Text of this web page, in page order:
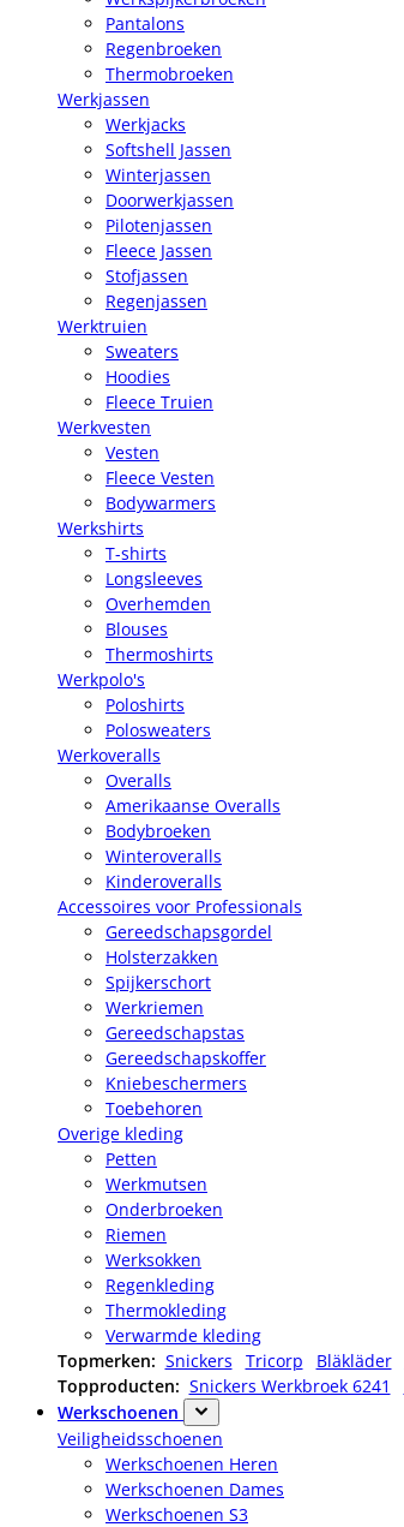
Pantalons
Regenbroeken
Thermobroeken
Werkjassen
Werkjacks
Softshell Jassen
Winterjassen
Doorwerkjassen
Pilotenjassen
Fleece Jassen
Stofjassen
Regenjassen
Werktruien
Sweaters
Hoodies
Fleece Truien
Werkvesten
Vesten
Fleece Vesten
Bodywarmers
Werkshirts
T-shirts
Longsleeves
Overhemden
Blouses
Thermoshirts
Werkpolo's
Poloshirts
Polosweaters
Werkoveralls
Overalls
Amerikaanse Overalls
Bodybroeken
Winteroveralls
Kinderoveralls
Accessoires voor Professionals
Gereedschapsgordel
Holsterzakken
Spijkerschort
Werkriemen
Gereedschapstas
Gereedschapskoffer
Kniebeschermers
Toebehoren
Overige kleding
Petten
Werkmutsen
Onderbroeken
Riemen
Werksokken
Regenkleding
Thermokleding
Verwarmde kleding
Topmerken: Snickers Tricorp Bläkläder
Topproducten: Snickers Werkbroek 6241
Werkschoenen
Veiligheidsschoenen
Werkschoenen Heren
Werkschoenen Dames
Werkschoenen S3